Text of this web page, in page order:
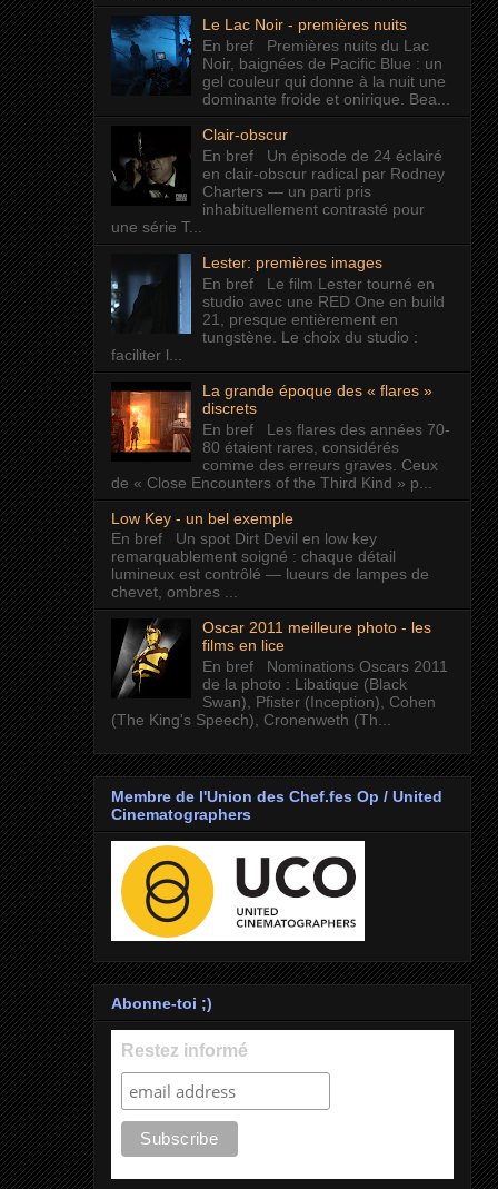
Le Lac Noir - premières nuits
En bref Premières nuits du Lac
Noir, baignées de Pacific Blue : un
gel couleur qui donne à la nuit une
dominante froide et onirique. Bea...
Clair-obscur
En bref Un épisode de 24 éclairé
en clair-obscur radical par Rodney
Charters — un parti pris
inhabituellement contrasté pour
une série T...
Lester: premières images
En bref Le film Lester tourné en
studio avec une RED One en build
21, presque entièrement en
tungstène. Le choix du studio :
faciliter l...
La grande époque des « flares »
discrets
En bref Les flares des années 70-
80 étaient rares, considérés
comme des erreurs graves. Ceux
de « Close Encounters of the Third Kind » p...
Low Key - un bel exemple
En bref Un spot Dirt Devil en low key
remarquablement soigné : chaque détail
lumineux est contrôlé — lueurs de lampes de
chevet, ombres ...
Oscar 2011 meilleure photo - les
films en lice
En bref Nominations Oscars 2011
de la photo : Libatique (Black
Swan), Pfister (Inception), Cohen
(The King's Speech), Cronenweth (Th...
Membre de l'Union des Chef.fes Op / United
Cinematographers
Abonne-toi ;)
Restez informé